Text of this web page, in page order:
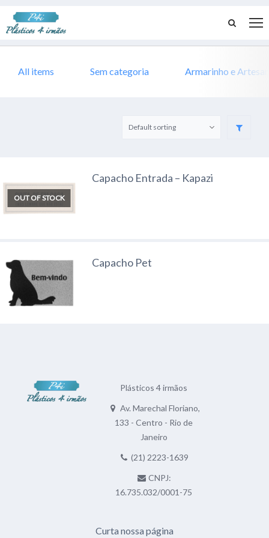
All items Sem categoria Armarinho e
OUT OF STOCK
Capacho Entrada – Kapazi
Capacho Pet
Plásticos 4 irmãos
Av. Marechal Floriano,
133 - Centro - Rio de
Janeiro
(21) 2223-1639
CNPJ:
16.735.032/0001-75
Curta nossa página